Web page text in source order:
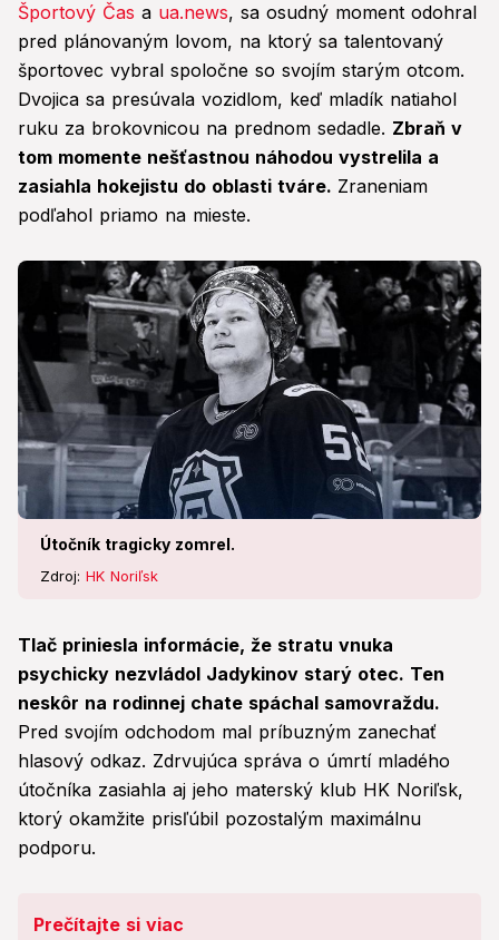
Športový Čas a ua.news, sa osudný moment odohral
pred plánovaným lovom, na ktorý sa talentovaný
športovec vybral spoločne so svojím starým otcom.
Dvojica sa presúvala vozidlom, keď mladík natiahol
ruku za brokovnicou na prednom sedadle. Zbraň v
tom momente nešťastnou náhodou vystrelila a
zasiahla hokejistu do oblasti tváre. Zraneniam
podľahol priamo na mieste.
Útočník tragicky zomrel.
Zdroj: HK Noriľsk
Tlač priniesla informácie, že stratu vnuka
psychicky nezvládol Jadykinov starý otec. Ten
neskôr na rodinnej chate spáchal samovraždu.
Pred svojím odchodom mal príbuzným zanechať
hlasový odkaz. Zdrvujúca správa o úmrtí mladého
útočníka zasiahla aj jeho materský klub HK Noriľsk,
ktorý okamžite prisľúbil pozostalým maximálnu
podporu.
Prečítajte si viac